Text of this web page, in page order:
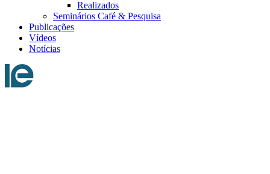
Realizados
Seminários Café & Pesquisa
Publicações
Vídeos
Notícias